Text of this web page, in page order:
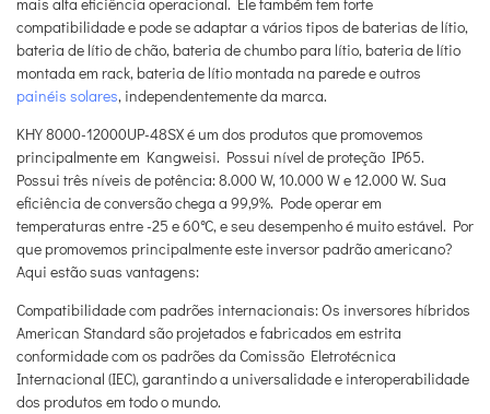
compatibilidade e pode se adaptar a vários tipos de baterias de lítio,
bateria de lítio de chão, bateria de chumbo para lítio, bateria de lítio
montada em rack, bateria de lítio montada na parede e outros
painéis solares, independentemente da marca.
KHY 8000-12000UP-48SX é um dos produtos que promovemos
principalmente em Kangweisi. Possui nível de proteção IP65.
Possui três níveis de potência: 8.000 W, 10.000 W e 12.000 W. Sua
eficiência de conversão chega a 99,9%. Pode operar em
temperaturas entre -25 e 60°C, e seu desempenho é muito estável. Por
que promovemos principalmente este inversor padrão americano?
Aqui estão suas vantagens:
Compatibilidade com padrões internacionais: Os inversores híbridos
American Standard são projetados e fabricados em estrita
conformidade com os padrões da Comissão Eletrotécnica
Internacional (IEC), garantindo a universalidade e interoperabilidade
dos produtos em todo o mundo.